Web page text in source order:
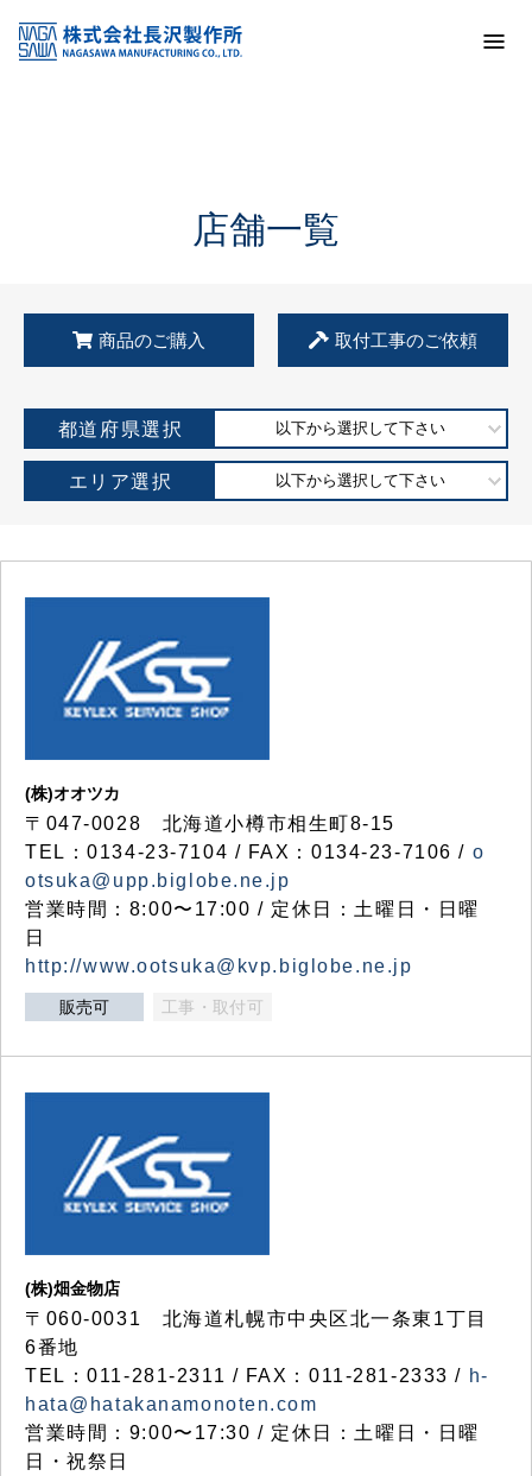
KSS加盟店・取扱店情報
店舗一覧
店舗一覧
商品のご購入 取付工事のご依頼
都道府県選択 以下から選択して下さい
エリア選択 以下から選択して下さい
(株)オオツカ
〒047-0028 北海道小樽市相生町8-15
TEL：0134-23-7104 / FAX：0134-23-7106 / o
otsuka@upp.biglobe.ne.jp
営業時間：8:00〜17:00 / 定休日：土曜日・日曜
日
http://www.ootsuka@kvp.biglobe.ne.jp
販売可 工事・取付可
(株)畑金物店
〒060-0031 北海道札幌市中央区北一条東1丁目
6番地
TEL：011-281-2311 / FAX：011-281-2333 / h-
hata@hatakanamonoten.com
営業時間：9:00〜17:30 / 定休日：土曜日・日曜
日・祝祭日